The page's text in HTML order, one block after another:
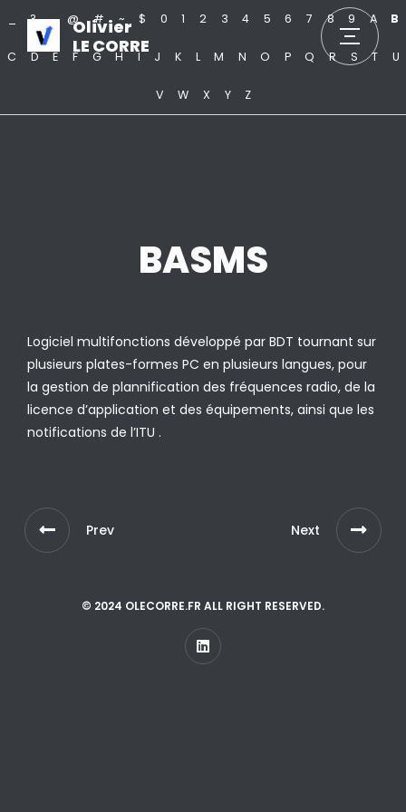
Olivier
LE CORRE
? . @ # ~ $ 0 1 2 3 4 5 6 7 8 9 A B
C D E F G H I J K L M N O P Q R S T U
V W X Y Z
BASMS
Logiciel multifonctions développé par BDT tournant sur
plusieurs plates-formes PC en plusieurs langues, pour
la gestion de plannification des fréquences radio, de la
licence d’application et des équipements, ainsi que les
notifications de l’ITU .
Prev Next
© 2024 OLECORRE.FR ALL RIGHT RESERVED.